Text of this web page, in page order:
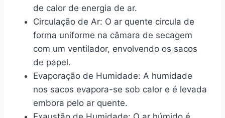
de calor de energia de ar.
Circulação de Ar: O ar quente circula de
forma uniforme na câmara de secagem
com um ventilador, envolvendo os sacos
de papel.
Evaporação de Humidade: A humidade
nos sacos evapora-se sob calor e é levada
embora pelo ar quente.